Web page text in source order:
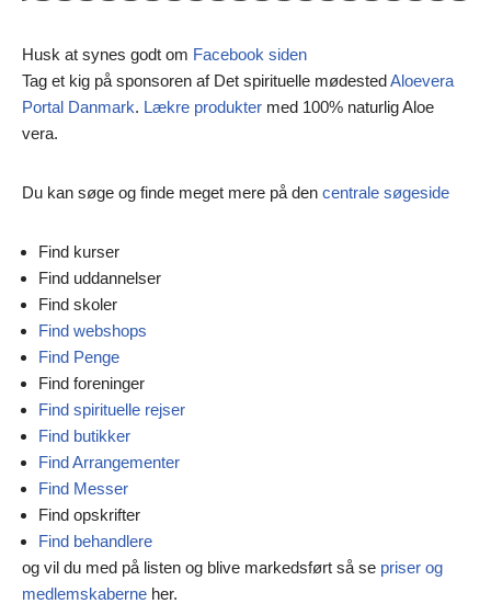
Husk at synes godt om Facebook siden
Tag et kig på sponsoren af Det spirituelle mødestedAloevera
Portal Danmark. Lækre produkter med 100% naturlig Aloe
vera.
Du kan søge og finde meget mere på den centrale søgeside
Find kurser
Find uddannelser
Find skoler
Find webshops
Find Penge
Find foreninger
Find spirituelle rejser
Find butikker
Find Arrangementer
Find Messer
Find opskrifter
Find behandlere
og vil du med på listen og blive markedsført så se priser og
medlemskaberne her.